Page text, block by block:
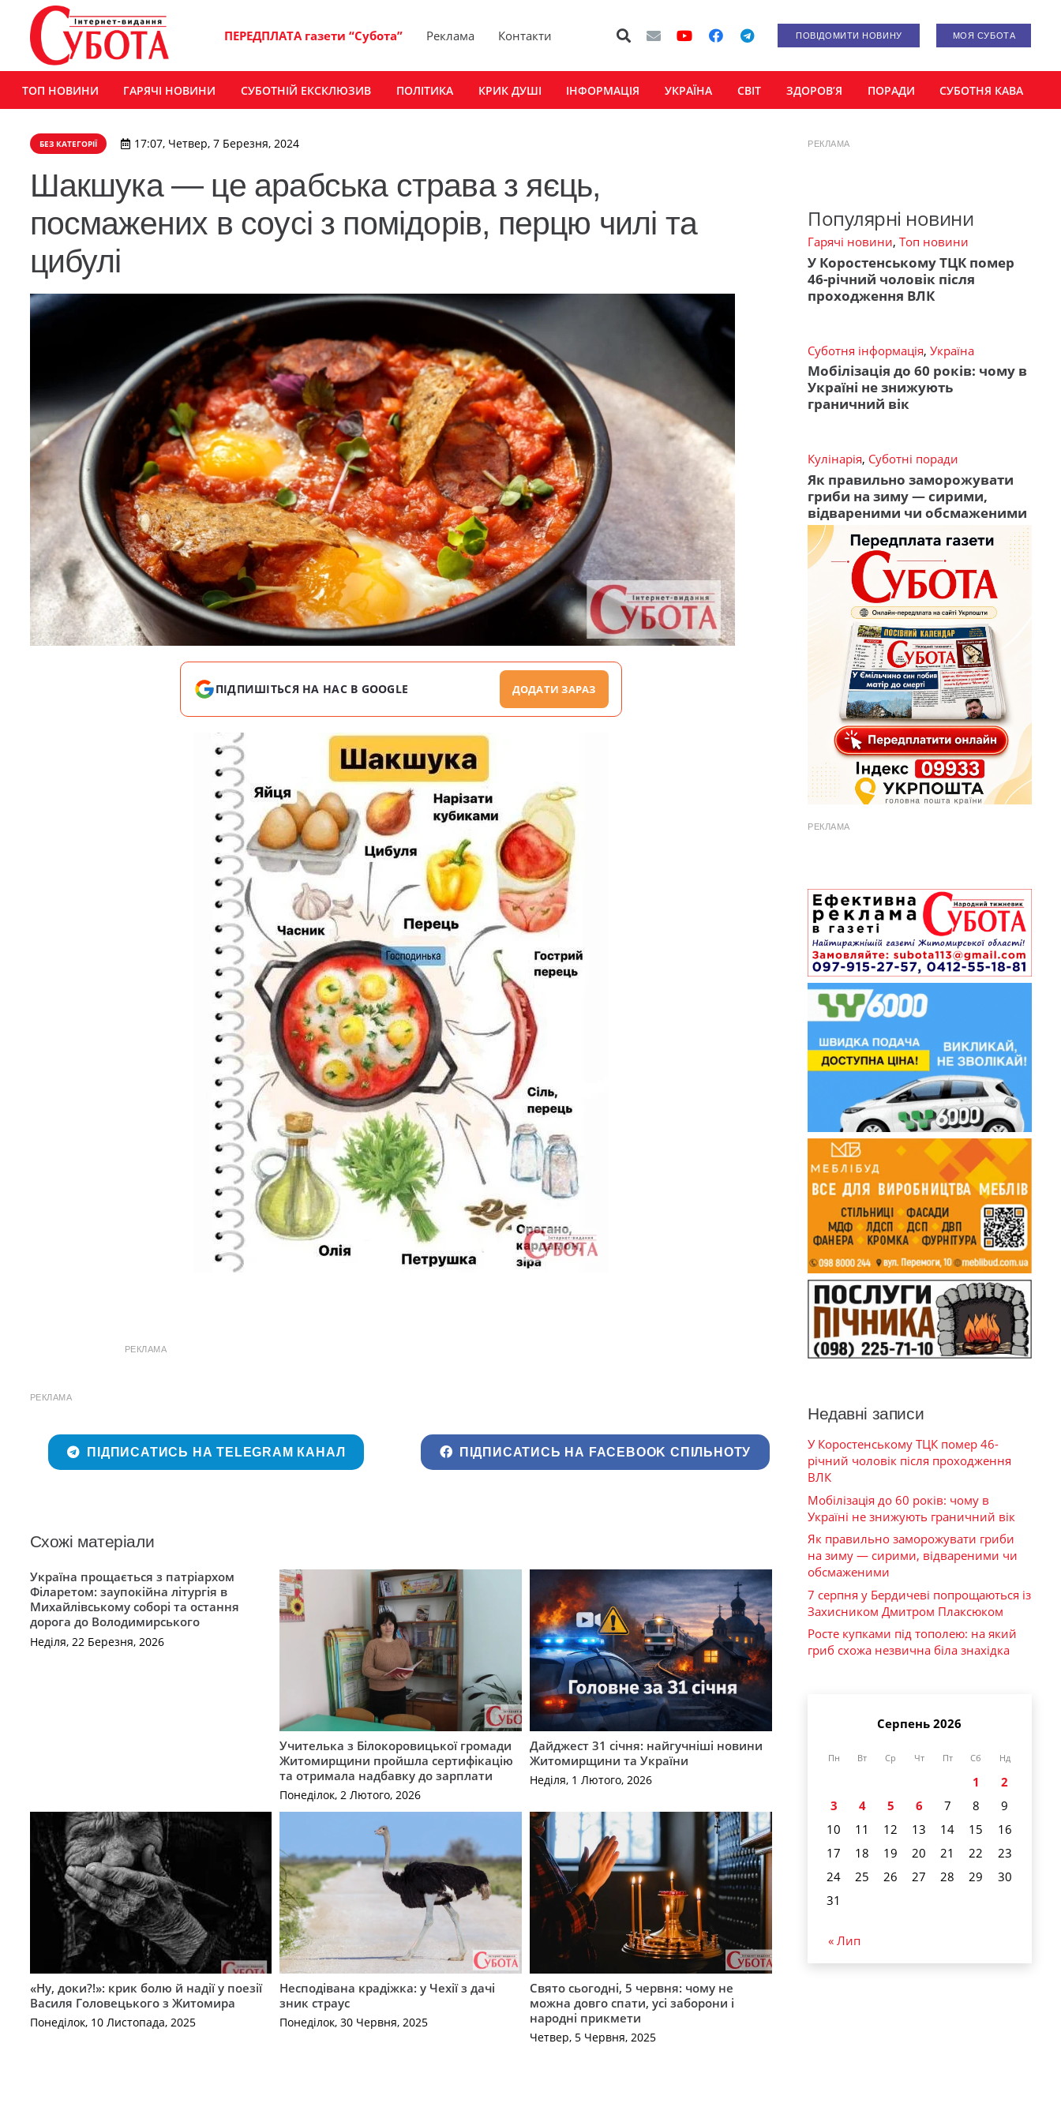
ПЕРЕДПЛАТА газети “Субота” Реклама Контакти ПОВІДОМИТИ НОВИНУ МОЯ СУБОТА
ТОП НОВИНИ ГАРЯЧІ НОВИНИ СУБОТНІЙ ЕКСКЛЮЗИВ ПОЛІТИКА КРИК ДУШІ ІНФОРМАЦІЯ УКРАЇНА СВІТ ЗДОРОВ’Я ПОРАДИ СУБОТНЯ КАВА
БЕЗ КАТЕГОРІЇ 17:07, Четвер, 7 Березня, 2024
Шакшука — це арабська страва з яєць,
посмажених в соусі з помідорів, перцю чилі та
цибулі
ПІДПИШІТЬСЯ НА НАС В GOOGLE ДОДАТИ ЗАРАЗ
РЕКЛАМА
РЕКЛАМА
ПІДПИСАТИСЬ НА TELEGRAM КАНАЛ ПІДПИСАТИСЬ НА FACEBOOK СПІЛЬНОТУ
Схожі матеріали
Україна прощається з патріархом
Філаретом: заупокійна літургія в
Михайлівському соборі та остання
дорога до Володимирського
Неділя, 22 Березня, 2026
Учителька з Білокоровицької громади
Житомирщини пройшла сертифікацію
та отримала надбавку до зарплати
Понеділок, 2 Лютого, 2026
Дайджест 31 січня: найгучніші новини
Житомирщини та України
Неділя, 1 Лютого, 2026
«Ну, доки?!»: крик болю й надії у поезії
Василя Головецького з Житомира
Понеділок, 10 Листопада, 2025
Несподівана крадіжка: у Чехії з дачі
зник страус
Понеділок, 30 Червня, 2025
Свято сьогодні, 5 червня: чому не
можна довго спати, усі заборони і
народні прикмети
Четвер, 5 Червня, 2025
РЕКЛАМА
Популярні новини
Гарячі новини, Топ новини
У Коростенському ТЦК помер
46-річний чоловік після
проходження ВЛК
Суботня інформація, Україна
Мобілізація до 60 років: чому в
Україні не знижують
граничний вік
Кулінарія, Суботні поради
Як правильно заморожувати
гриби на зиму — сирими,
відвареними чи обсмаженими
РЕКЛАМА
Недавні записи
У Коростенському ТЦК помер 46-
річний чоловік після проходження
ВЛК
Мобілізація до 60 років: чому в
Україні не знижують граничний вік
Як правильно заморожувати гриби
на зиму — сирими, відвареними чи
обсмаженими
7 серпня у Бердичеві попрощаються із
Захисником Дмитром Плаксюком
Росте купками під тополею: на який
гриб схожа незвична біла знахідка
Серпень 2026
Пн Вт Ср Чт Пт Сб Нд
1
2
3
4 5 6 7 8
9
10
11 12 13 14 15
16
17
18 19 20 21 22
23
24
25 26 27 28 29
30
31
« Лип